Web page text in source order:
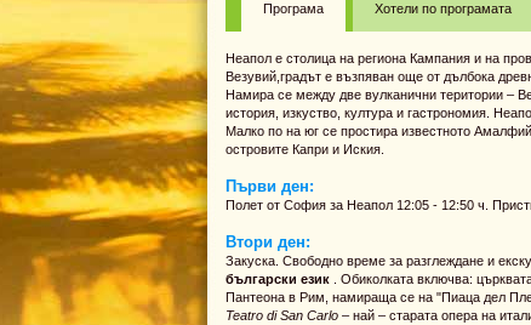
Програма Хотели по програмата
Неапол е столица на региона Кампания и на
Везувий,градът е възпяван още от дълбока
Намира се между две вулканични територии –
история, изкуство, култура и гастрономия.
Малко по на юг се простира известното
островите Капри и Иския.
Първи ден:
Полет от София за Неапол 12:05 - 12:50 ч.
Втори ден:
Закуска. Свободно време за разглеждане и
български език
. Обиколката включва:
Пантеона в Рим, намираща се на "Пиаца дел
Teatro di San Carlo – най – старата опера на